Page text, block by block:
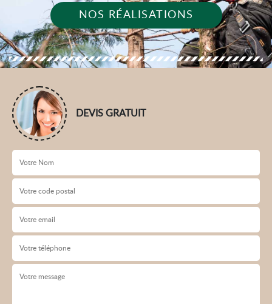
NOS RÉALISATIONS
DEVIS GRATUIT